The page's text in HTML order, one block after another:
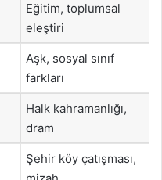
Eğitim, toplumsal
eleştiri
Aşk, sosyal sınıf
farkları
Halk kahramanlığı,
dram
Şehir köy çatışması,